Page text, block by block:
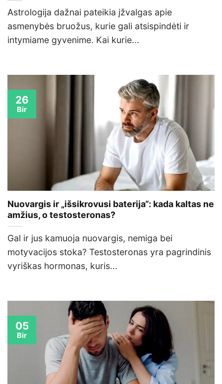
Astrologija dažnai pateikia įžvalgas apie
asmenybės bruožus, kurie gali atsispindėti ir
intymiame gyvenime. Kai kurie...
Nuovargis ir „išsikrovusi baterija“: kada kaltas ne
amžius, o testosteronas?
Gal ir jus kamuoja nuovargis, nemiga bei
motyvacijos stoka? Testosteronas yra pagrindinis
vyriškas hormonas, kuris...
26
Bir
05
Bir